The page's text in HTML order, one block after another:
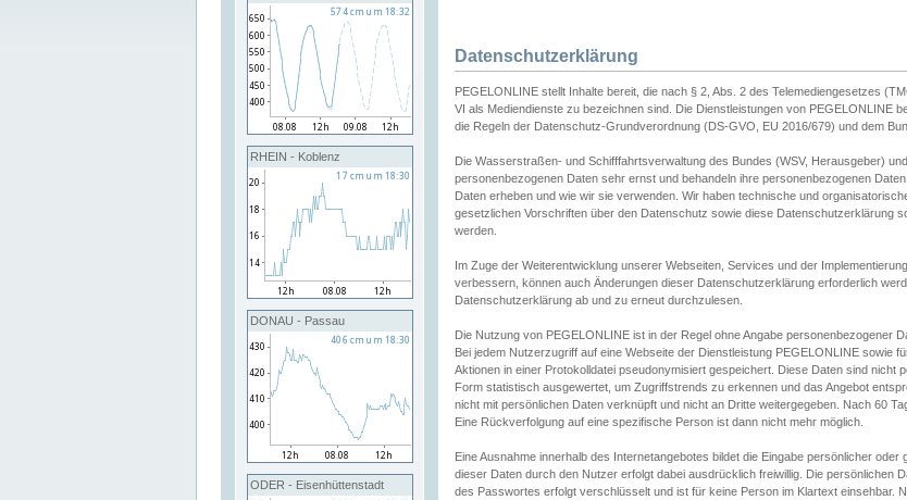
RHEIN - Koblenz
DONAU - Passau
ODER - Eisenhüttenstadt
Datenschutzerklärung
PEGELONLINE stellt Inhalte bereit, die nach § 2, Abs. 2 des Telemediengesetzes
VI als Mediendienste zu bezeichnen sind. Die Dienstleistungen von PEGELONLINE
die Regeln der Datenschutz-Grundverordnung (DS-GVO, EU 2016/679) und dem
Die Wasserstraßen- und Schifffahrtsverwaltung des Bundes (WSV, Herausgeber)
personenbezogenen Daten sehr ernst und behandeln ihre personenbezogenen
Daten erheben und wie wir sie verwenden. Wir haben technische und
gesetzlichen Vorschriften über den Datenschutz sowie diese Datenschutzerklärung
werden.
Im Zuge der Weiterentwicklung unserer Webseiten, Services und der
verbessern, können auch Änderungen dieser Datenschutzerklärung erforderlich
Datenschutzerklärung ab und zu erneut durchzulesen.
Die Nutzung von PEGELONLINE ist in der Regel ohne Angabe personenbezogener
Bei jedem Nutzerzugriff auf eine Webseite der Dienstleistung PEGELONLINE sowie
Aktionen in einer Protokolldatei pseudonymisiert gespeichert. Diese Daten sind
Form statistisch ausgewertet, um Zugriffstrends zu erkennen und das Angebot
nicht mit persönlichen Daten verknüpft und nicht an Dritte weitergegeben. Nach 60
Eine Rückverfolgung auf eine spezifische Person ist dann nicht mehr möglich.
Eine Ausnahme innerhalb des Internetangebotes bildet die Eingabe persönlicher
dieser Daten durch den Nutzer erfolgt dabei ausdrücklich freiwillig. Die persönlichen
des Passwortes erfolgt verschlüsselt und ist für keine Person im Klartext einsehbar.